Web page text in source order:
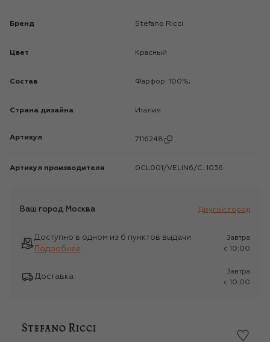
Бренд Stefano Ricci
Цвет Красный
Состав Фарфор: 100%;
Страна дизайна Италия
Артикул 7116248
Артикул производителя 0CL001/VELIN6/C. 1036
Ваш город Москва Другой город
Доступно в одном из 6 пунктов выдачи
Подробнее
Завтра
c 10:00
Доставка
Завтра
c 10:00